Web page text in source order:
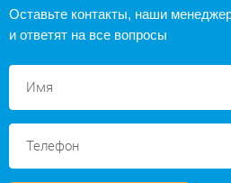
Оставьте контакты, наши
и ответят на все вопросы